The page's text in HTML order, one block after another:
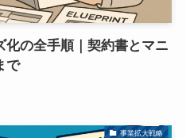
化の全手順｜契約書とマニ
で
事業拡大戦略